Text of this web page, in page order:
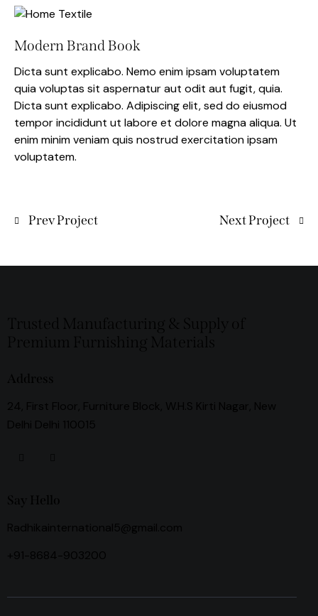
Modern Brand Book
Dicta sunt explicabo. Nemo enim ipsam voluptatem
quia voluptas sit aspernatur aut odit aut fugit, quia.
Dicta sunt explicabo. Adipiscing elit, sed do eiusmod
tempor incididunt ut labore et dolore magna aliqua. Ut
enim minim veniam quis nostrud exercitation ipsam
voluptatem.
Prev Project Next Project